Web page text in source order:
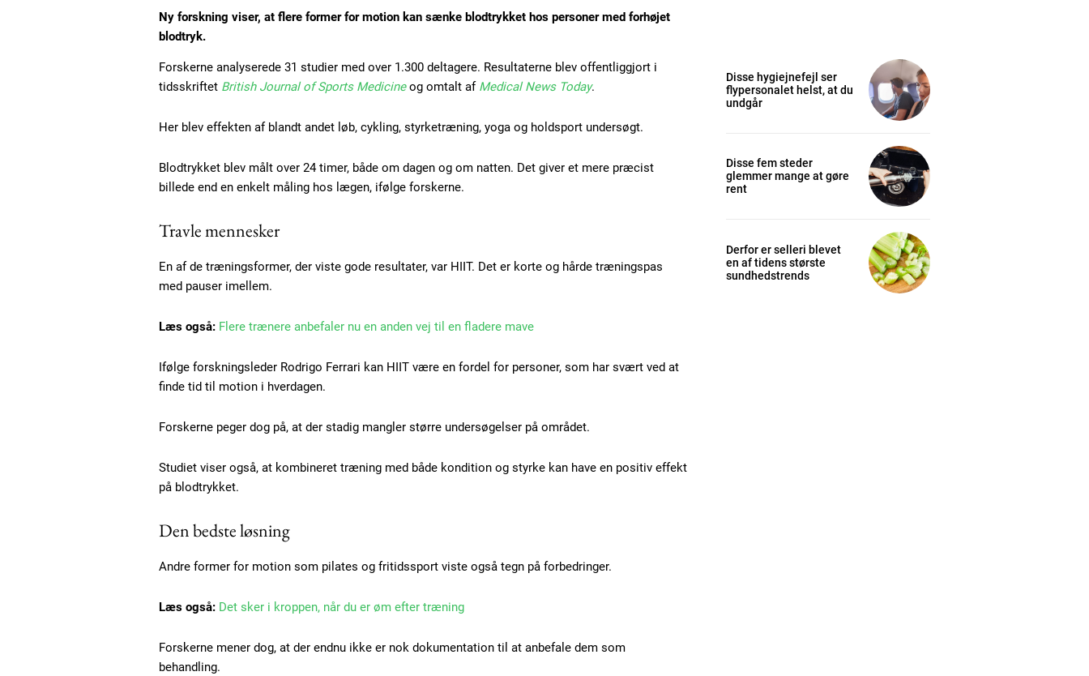
Gratis / forever
Etiam est nibh, lobortis sit
Ut mollis pellentesque tortor
Donec quis est ac felis
Ny forskning viser, at flere former for motion kan sænke blodtrykket hos personer med forhøjet
blodtryk.
Forskerne analyserede 31 studier med over 1.300 deltagere. Resultaterne blev offentliggjort i
tidsskriftet British Journal of Sports Medicineog omtalt af Medical News Today.
Her blev effekten af blandt andet løb, cykling, styrketræning, yoga og holdsport undersøgt.
Blodtrykket blev målt over 24 timer, både om dagen og om natten. Det giver et mere præcist
billede end en enkelt måling hos lægen, ifølge forskerne.
Travle mennesker
En af de træningsformer, der viste gode resultater, var HIIT. Det er korte og hårde træningspas
med pauser imellem.
Læs også: Flere trænere anbefaler nu en anden vej til en fladere mave
Ifølge forskningsleder Rodrigo Ferrari kan HIIT være en fordel for personer, som har svært ved at
finde tid til motion i hverdagen.
Forskerne peger dog på, at der stadig mangler større undersøgelser på området.
Studiet viser også, at kombineret træning med både kondition og styrke kan have en positiv effekt
på blodtrykket.
Den bedste løsning
Andre former for motion som pilates og fritidssport viste også tegn på forbedringer.
Læs også: Det sker i kroppen, når du er øm efter træning
Forskerne mener dog, at der endnu ikke er nok dokumentation til at anbefale dem som
behandling.
Disse hygiejnefejl ser
flypersonalet helst, at du
undgår
Disse fem steder
glemmer mange at gøre
rent
Derfor er selleri blevet
en af tidens største
sundhedstrends